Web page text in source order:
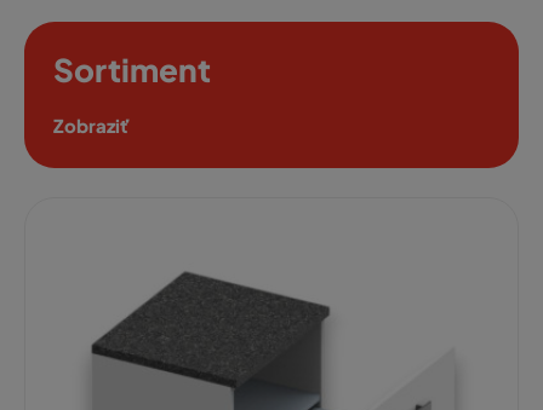
Sortiment
Zobraziť